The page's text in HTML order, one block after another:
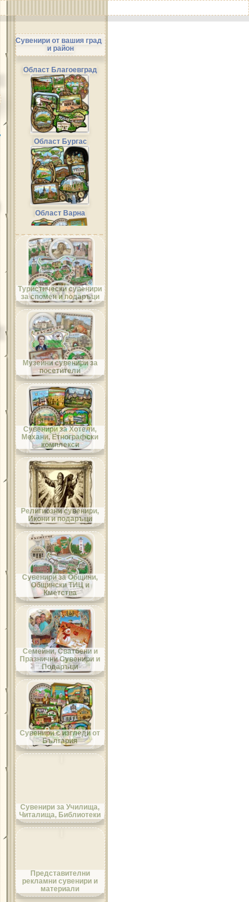
Сувенири от вашия град
и район
Област Благоевград
Област Бургас
Област Варна
Област Велико Търново
Област Видин
Област Враца
Област Габрово
Област Добрич
Област Кърджали
Област Кюстендил
Туристически сувенири
за спомен и подаръци
Музейни сувенири за
посетители
Сувенири за Хотели,
Механи, Етнографски
комплекси
Религиозни сувенири,
Икони и подаръци
Сувенири за Общини,
Общински ТИЦ и
Кметства
Семейни, Сватбени и
Празнични Сувенири и
Подаръци
Сувенири с изгледи от
България
Сувенири за Училища,
Читалища, Библиотеки
Представителни
рекламни сувенири и
материали